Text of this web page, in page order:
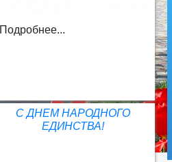
Подробнее...
С ДНЕМ НАРОДНОГО
ЕДИНСТВА!